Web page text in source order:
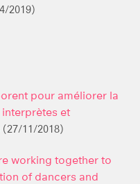
2019)
pour améliorer la
et
(27/11/2018)
working together to
of dancers and